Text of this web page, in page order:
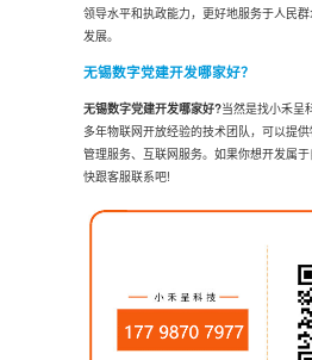
领导水平和执政能力，更好地服务于人民
发展。
无锡数字党建开发哪家好？
无锡数字党建开发哪家好?当然是找小禾呈
多年物联网开放经验的技术团队，可以提
管理服务、互联网服务。如果你想开发属
快跟客服联系吧!